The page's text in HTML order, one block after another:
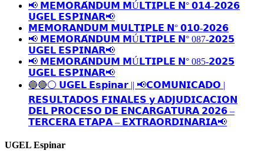
📢 𝗠𝗘𝗠𝗢𝗥𝗔́𝗡𝗗𝗨𝗠 𝗠Ú𝗟𝗧𝗜𝗣𝗟𝗘 𝗡° 𝟬𝟭𝟰-𝟮𝟬𝟮𝟲
𝗨𝗚𝗘𝗟 𝗘𝗦𝗣𝗜𝗡𝗔𝗥📢
𝗠𝗘𝗠𝗢𝗥𝗔𝗡𝗗𝗨𝗠 𝗠𝗨𝗟𝗧𝗜𝗣𝗟𝗘 𝗡° 𝟬𝟭𝟬-𝟮𝟬𝟮𝟲
📢 𝗠𝗘𝗠𝗢𝗥𝗔́𝗡𝗗𝗨𝗠 𝗠Ú𝗟𝗧𝗜𝗣𝗟𝗘 𝗡° 087-𝟮𝟬𝟮𝟱
𝗨𝗚𝗘𝗟 𝗘𝗦𝗣𝗜𝗡𝗔𝗥📢
📢 𝗠𝗘𝗠𝗢𝗥𝗔́𝗡𝗗𝗨𝗠 𝗠Ú𝗟𝗧𝗜𝗣𝗟𝗘 𝗡° 085-𝟮𝟬𝟮𝟱
𝗨𝗚𝗘𝗟 𝗘𝗦𝗣𝗜𝗡𝗔𝗥📢
🔵🔴⚪️ 𝗨𝗚𝗘𝗟 𝗘𝘀𝗽𝗶𝗻𝗮𝗿 || 📢𝗖𝗢𝗠𝗨𝗡𝗜𝗖𝗔𝗗𝗢 |
𝗥𝗘𝗦𝗨𝗟𝗧𝗔𝗗𝗢𝗦 𝗙𝗜𝗡𝗔𝗟𝗘𝗦 𝘆 𝗔𝗗𝗝𝗨𝗗𝗜𝗖𝗔𝗖𝗜𝗢𝗡
𝗗𝗘𝗟 𝗣𝗥𝗢𝗖𝗘𝗦𝗢 𝗗𝗘 𝗘𝗡𝗖𝗔𝗥𝗚𝗔𝗧𝗨𝗥𝗔 𝟮𝟬𝟮𝟲 –
𝗧𝗘𝗥𝗖𝗘𝗥𝗔 𝗘𝗧𝗔𝗣𝗔 – 𝗘𝗫𝗧𝗥𝗔𝗢𝗥𝗗𝗜𝗡𝗔𝗥𝗜𝗔📢
UGEL Espinar